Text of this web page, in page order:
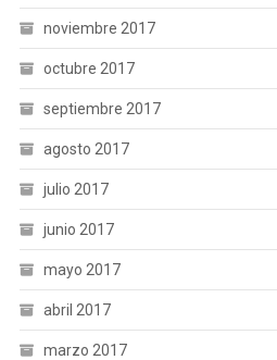
noviembre 2017
octubre 2017
septiembre 2017
agosto 2017
julio 2017
junio 2017
mayo 2017
abril 2017
marzo 2017